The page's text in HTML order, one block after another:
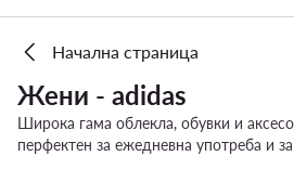
Начална страница
Жени - adidas
Широка гама облекла, обувки и
перфектен за ежедневна употреба и